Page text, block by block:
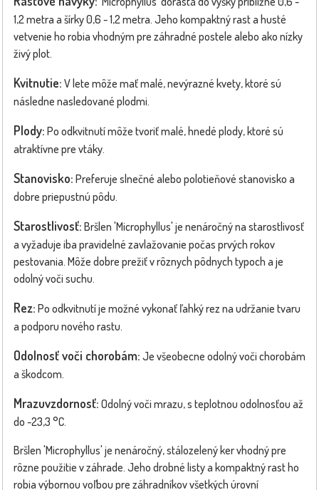
1,2 metra a šírky 0,6 - 1,2 metra. Jeho kompaktný rast a husté
vetvenie ho robia vhodným pre záhradné postele alebo ako nízky
živý plot.
Kvitnutie: V lete môže mať malé, nevýrazné kvety, ktoré sú
následne nasledované plodmi.
Plody: Po odkvitnutí môže tvoriť malé, hnedé plody, ktoré sú
atraktívne pre vtáky.
Stanovisko: Preferuje slnečné alebo polotieňové stanovisko a
dobre priepustnú pôdu.
Starostlivosť: Bršlen 'Microphyllus' je nenáročný na starostlivosť
a vyžaduje iba pravidelné zavlažovanie počas prvých rokov
pestovania. Môže dobre prežiť v rôznych pôdnych typoch a je
odolný voči suchu.
Rez: Po odkvitnutí je možné vykonať ľahký rez na udržanie tvaru
a podporu nového rastu.
Odolnosť voči chorobám: Je všeobecne odolný voči chorobám
a škodcom.
Mrazuvzdornosť: Odolný voči mrazu, s teplotnou odolnosťou až
do -23,3 °C.
Bršlen 'Microphyllus' je nenáročný, stálozelený ker vhodný pre
rôzne použitie v záhrade. Jeho drobné listy a kompaktný rast ho
robia výbornou voľbou pre záhradníkov všetkých úrovní